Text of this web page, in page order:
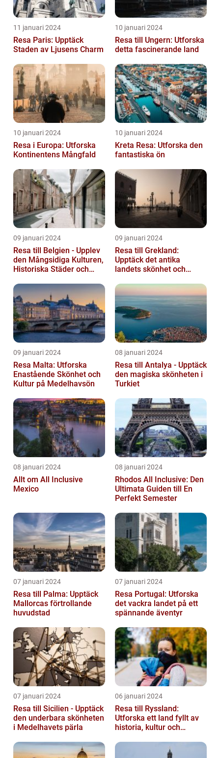
11 januari 2024
Resa Paris: Upptäck
Staden av Ljusens Charm
10 januari 2024
Resa till Ungern: Utforska
detta fascinerande land
10 januari 2024
Resa i Europa: Utforska
Kontinentens Mångfald
10 januari 2024
Kreta Resa: Utforska den
fantastiska ön
09 januari 2024
Resa till Belgien - Upplev
den Mångsidiga Kulturen,
Historiska Städer och
09 januari 2024
Resa till Grekland:
Upptäck det antika
landets skönhet och
09 januari 2024
Resa Malta: Utforska
Enastående Skönhet och
Kultur på Medelhavsön
08 januari 2024
Resa till Antalya - Upptäck
den magiska skönheten i
Turkiet
08 januari 2024
Allt om All Inclusive
Mexico
08 januari 2024
Rhodos All Inclusive: Den
Ultimata Guiden till En
Perfekt Semester
07 januari 2024
Resa till Palma: Upptäck
Mallorcas förtrollande
huvudstad
07 januari 2024
Resa Portugal: Utforska
det vackra landet på ett
spännande äventyr
07 januari 2024
Resa till Sicilien - Upptäck
den underbara skönheten
i Medelhavets pärla
06 januari 2024
Resa till Ryssland:
Utforska ett land fyllt av
historia, kultur och